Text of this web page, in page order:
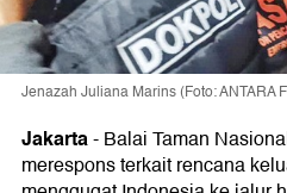
Jenazah Juliana Marins (Foto: ANTARA
Jakarta-Balai Taman
merespons terkait rencana